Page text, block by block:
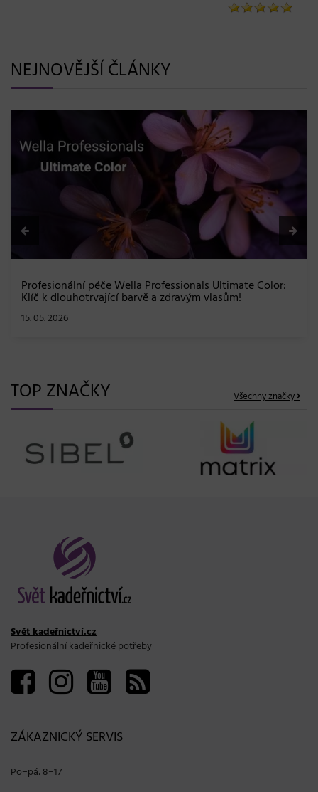
NEJNOVĚJŠÍ ČLÁNKY
Profesionální péče Wella Professionals Ultimate Color:
Klíč k dlouhotrvající barvě a zdravým vlasům!
15. 05. 2026
TOP ZNAČKY Všechny značky
Svět kadeřnictví.cz
Profesionální kadeřnické potřeby
ZÁKAZNICKÝ SERVIS
Po−pá: 8−17